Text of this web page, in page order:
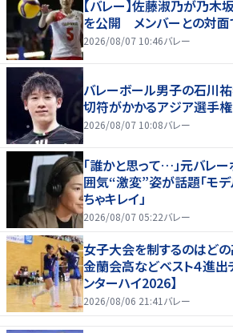
【バレー】佐藤淑乃が乃
を公開 メンバーとの対面
2026/08/07 10:46バレー
バレーボール男子の石川
切符がかかるアジア選手権
2026/08/07 10:08バレー
「誰かと思って…」元バ
囲気“激変”姿が話題「モデ
ちゃキレイ」
2026/08/07 05:22バレー
女子大会を制するのはど
金蘭会高などベスト４進出
ンターハイ2026】
2026/08/06 21:41バレー